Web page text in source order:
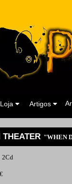
Artigos
Loja
THEATER "WHEN
2Cd